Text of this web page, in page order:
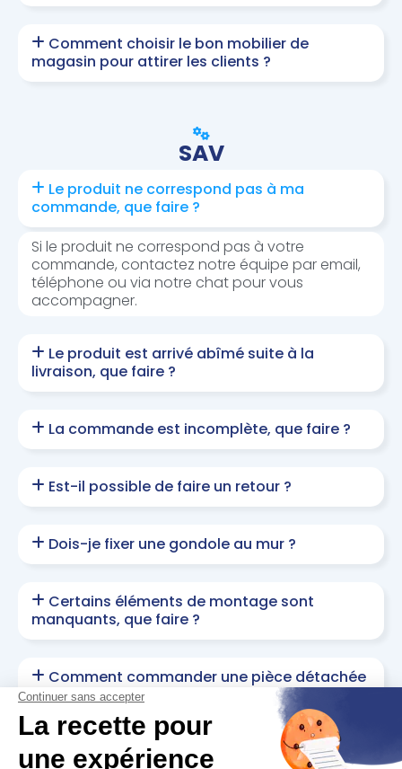
Comment choisir le bon mobilier de
magasin pour attirer les clients ?
SAV
Le produit ne correspond pas à ma
commande, que faire ?
Si le produit ne correspond pas à votre
commande, contactez notre équipe par email,
téléphone ou via notre chat pour vous
accompagner.
Le produit est arrivé abîmé suite à la
livraison, que faire ?
La commande est incomplète, que faire ?
Est-il possible de faire un retour ?
Dois-je fixer une gondole au mur ?
Certains éléments de montage sont
manquants, que faire ?
Comment commander une pièce détachée
compatible avec mon produit ?
Je rencontre des difficultés de montage